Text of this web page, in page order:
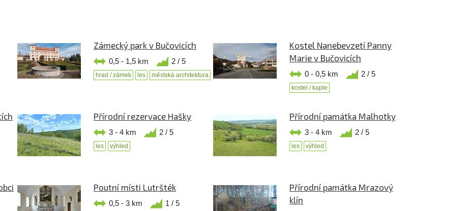
Zámecký park v Bučovicích
0,5 - 1,5 km 2 / 5
hrad / zámek les městská architektura
Kostel Nanebevzetí Panny
Marie v Bučovicích
0 - 0,5 km 2 / 5
kostel / kaple
Přírodní rezervace Hašky
3 - 4 km 2 / 5
les výhled
Přírodní památka Malhotky
3 - 4 km 2 / 5
les výhled
Poutní místi Lutršték
0,5 - 3 km 1 / 5
Přírodní památka Mrazový
klín